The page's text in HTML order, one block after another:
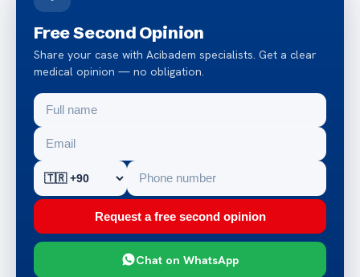
Free Second Opinion
Share your case with Acibadem specialists. Get a clear
medical opinion — no obligation.
Request a free second opinion
Chat on WhatsApp